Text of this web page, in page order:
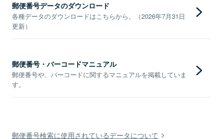
郵便番号データのダウンロード
各種データのダウンロードはこちらから。（2026年7月31日
更新）
郵便番号・バーコードマニュアル
郵便番号や、バーコードに関するマニュアルを掲載していま
す。
郵便番号検索に使用されているデータについて